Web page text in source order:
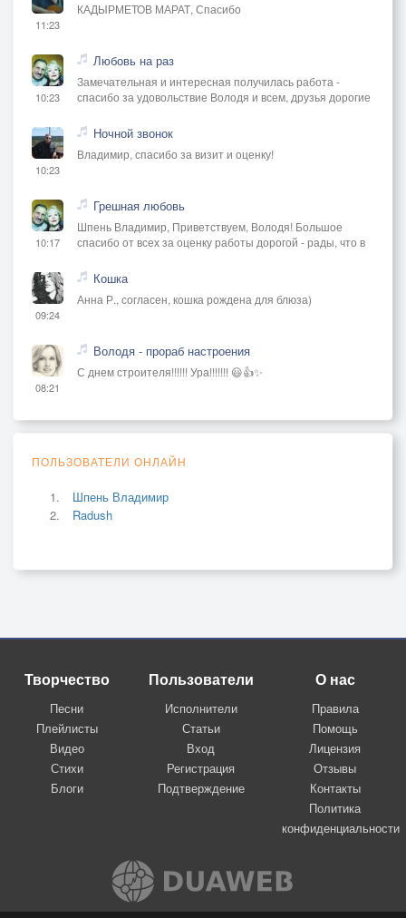
11:23
КАДЫРМЕТОВ МАРАТ, Спасибо
10:23
Любовь на раз
Замечательная и интересная получилась работа -
спасибо за удовольствие Володя и всем, друзья дорогие
10:23
Ночной звонок
Владимир, спасибо за визит и оценку!
10:17
Грешная любовь
Шпень Владимир, Приветствуем, Володя! Большое
спасибо от всех за оценку работы дорогой - рады, что в
09:24
Кошка
Анна Р., согласен, кошка рождена для блюза)
08:21
Володя - прораб настроения
С днем строителя!!!!!! Ура!!!!!!! 😃👍✨
ПОЛЬЗОВАТЕЛИ ОНЛАЙН
Шпень Владимир
Radush
Творчество
Песни
Плейлисты
Видео
Стихи
Блоги
Пользователи
Исполнители
Статьи
Вход
Регистрация
Подтверждение
О нас
Правила
Помощь
Лицензия
Отзывы
Контакты
Политика
конфиденциальности